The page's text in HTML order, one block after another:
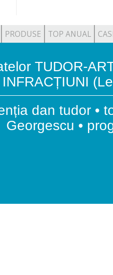
PRODUSE TOP ANUAL
TUDOR-
INFRACȚIUNI
dan tudor •
Georgescu •